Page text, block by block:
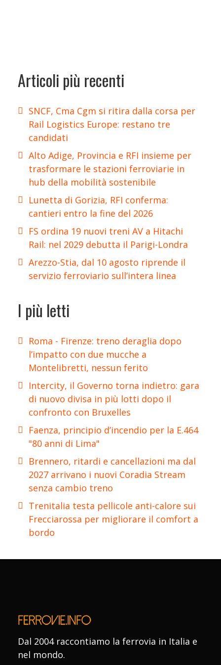
Articoli più recenti
SNCF, Cma Cgm si ritira dalla corsa per
Rail Logistics Europe: restano tre
candidati
Alto Adige, Provincia e RFI insieme per
trasformare le stazioni ferroviarie in
hub della mobilità sostenibile
Lunetta di Gorizia, RFI conferma:
cantieri entro la fine del 2026
FS ordina 19 nuovi treni AV a Hitachi
Rail: nel 2029 debutta il Parigi-Londra
Arezzo-Stia, dal 10 agosto riprende il
servizio ferroviario sull’intera linea
I più letti
Roma - Firenze: treno deraglia dopo
l’impatto con due mucche a
Montelibretti, nessun ferito
Intercity, il Governo torna indietro: gara
di nuovo divisa in più lotti dopo il
confronto con Bruxelles
Faenza, principio d’incendio per la E.464
"80 anni di Lima"
Brennero, ritardi e cancellazioni ma dal
2027 arrivano i nuovi Coradia Stream
senza cambio treno
Trenitalia testa pellicole anti-calore sui
Frecciarossa per migliorare il comfort a
bordo
Dal 2004 raccontiamo la ferrovia in Italia e
nel mondo.